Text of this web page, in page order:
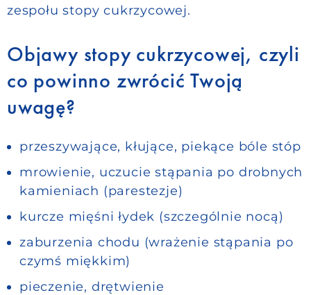
zespołu stopy cukrzycowej.
Objawy stopy cukrzycowej, czyli
co powinno zwrócić Twoją
uwagę?
przeszywające, kłujące, piekące bóle stóp
mrowienie, uczucie stąpania po drobnych
kamieniach (parestezje)
kurcze mięśni łydek (szczególnie nocą)
zaburzenia chodu (wrażenie stąpania po
czymś miękkim)
pieczenie, drętwienie